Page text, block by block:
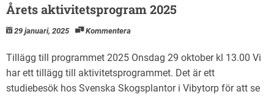
Årets aktivitetsprogram 2025
29 januari, 2025 Kommentera
Tillägg till programmet 2025 Onsdag 29 oktober kl 13.00 Vi
har ett tillägg till aktivitetsprogrammet. Det är ett
studiebesök hos Svenska Skogsplantor i Vibytorp för att se